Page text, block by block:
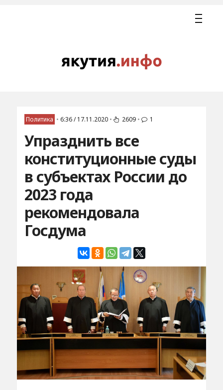
Политика • 6:36 / 17.11.2020 • 2609 • 1
Упразднить все
конституционные суды
в субъектах России до
2023 года
рекомендовала
Госдума